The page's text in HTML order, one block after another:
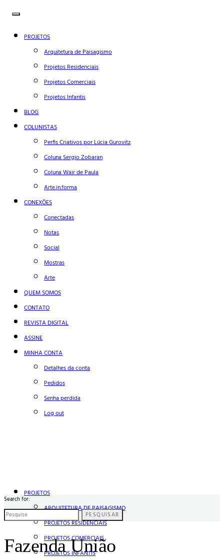
PROJETOS
Arquitetura de Paisagismo
Projetos Residenciais
Projetos Comerciais
Projetos Infantis
BLOG
COLUNISTAS
Perfis Criativos por Lúcia Gurovitz
Coluna Sergio Zobaran
Coluna Wair de Paula
Arte.in.forma
CONEXÕES
Conectadas
Notas
Social
Mostras
Arte
QUEM SOMOS
CONTATO
REVISTA DIGITAL
ASSINE
MINHA CONTA
Detalhes da conta
Pedidos
Senha perdida
Log out
PROJETOS
ARQUITETURA DE PAISAGISMO
PROJETOS RESIDENCIAIS
PROJETOS COMERCIAIS
PROJETOS INFANTIS
Search for:
PESQUISAR
Fazenda União